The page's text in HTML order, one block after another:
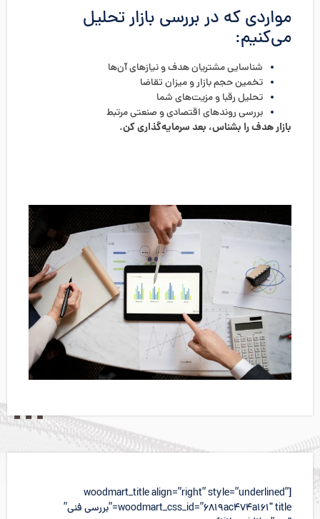
مواردی که در بررسی بازار تحلیل
می‌کنیم:
شناسایی مشتریان هدف و نیازهای آن‌ها
تخمین حجم بازار و میزان تقاضا
تحلیل رقبا و مزیت‌های شما
بررسی روندهای اقتصادی و صنعتی مرتبط
بازار هدف را بشناس، بعد سرمایه‌گذاری کن.
[woodmart_title align=”right” style=”underlined”
woodmart_css_id=”6819ac474a161″ title=”بررسی فنی”